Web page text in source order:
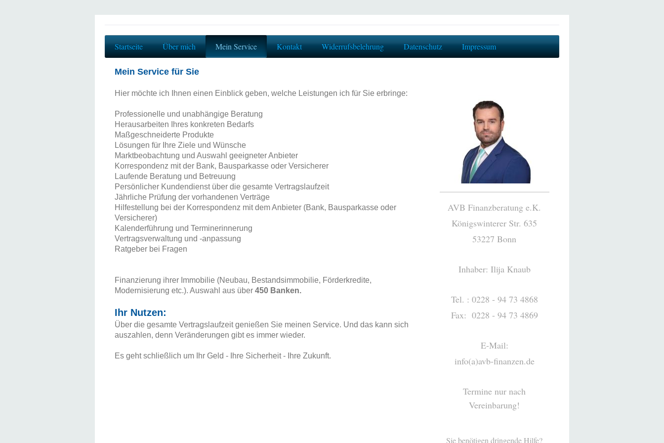
Startseite Über mich Mein Service Kontakt Widerrufsbelehrung Datenschutz Impressum
Mein Service für Sie
Hier möchte ich Ihnen einen Einblick geben, welche Leistungen ich für Sie erbringe:
Professionelle und unabhängige Beratung
Herausarbeiten Ihres konkreten Bedarfs
Maßgeschneiderte Produkte
Lösungen für Ihre Ziele und Wünsche
Marktbeobachtung und Auswahl geeigneter Anbieter
Korrespondenz mit der Bank, Bausparkasse oder Versicherer
Laufende Beratung und Betreuung
Persönlicher Kundendienst über die gesamte Vertragslaufzeit
Jährliche Prüfung der vorhandenen Verträge
Hilfestellung bei der Korrespondenz mit dem Anbieter (Bank, Bausparkasse oder
Versicherer)
Kalenderführung und Terminerinnerung
Vertragsverwaltung und -anpassung
Ratgeber bei Fragen
Finanzierung ihrer Immobilie (Neubau, Bestandsimmobilie, Förderkredite,
Modernisierung etc.). Auswahl aus über 450 Banken.
Ihr Nutzen:
Über die gesamte Vertragslaufzeit genießen Sie meinen Service. Und das kann sich
auszahlen, denn Veränderungen gibt es immer wieder.
Es geht schließlich um Ihr Geld - Ihre Sicherheit - Ihre Zukunft.
AVB Finanzberatung e.K.
Königswinterer Str. 635
53227 Bonn
Inhaber: Ilija Knaub
Tel. : 0228 - 94 73 4868
Fax: 0228 - 94 73 4869
E-Mail:
info(a)avb-finanzen.de
Termine nur nach
Vereinbarung!
Sie benötigen dringende Hilfe?